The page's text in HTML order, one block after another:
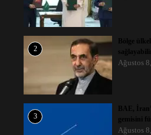
2
Bölge
Ağustos
3
BAE,
gemisini
Ağustos